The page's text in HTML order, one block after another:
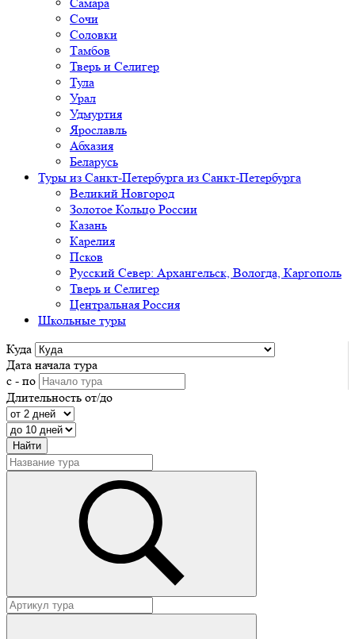
Сочи
Соловки
Тамбов
Тверь и Селигер
Тула
Урал
Удмуртия
Ярославль
Абхазия
Беларусь
Туры из Санкт-Петербурга из Санкт-Петербурга
Великий Новгород
Золотое Кольцо России
Казань
Карелия
Псков
Русский Север: Архангельск, Вологда, Каргополь
Тверь и Селигер
Центральная Россия
Школьные туры
Куда
Дата начала тура
с - по
Длительность от/до